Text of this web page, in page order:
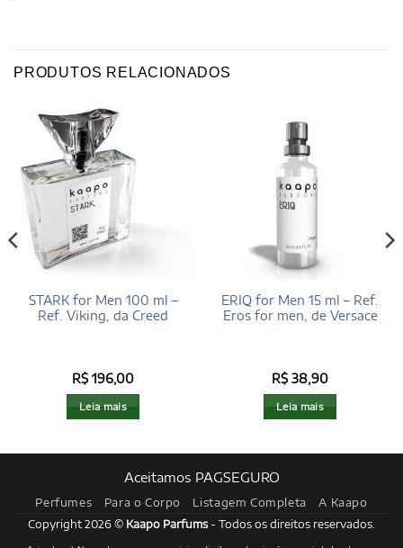
PRODUTOS RELACIONADOS
STARK for Men 100 ml –
Ref. Viking, da Creed
R$196,00
Leia mais
ERIQ for Men 15 ml – Ref.
Eros for men, de Versace
R$38,90
Leia mais
Aceitamos PAGSEGURO
Perfumes Para o Corpo Listagem Completa A Kaapo
Copyright 2026 © Kaapo Parfums- Todos os direitos reservados.